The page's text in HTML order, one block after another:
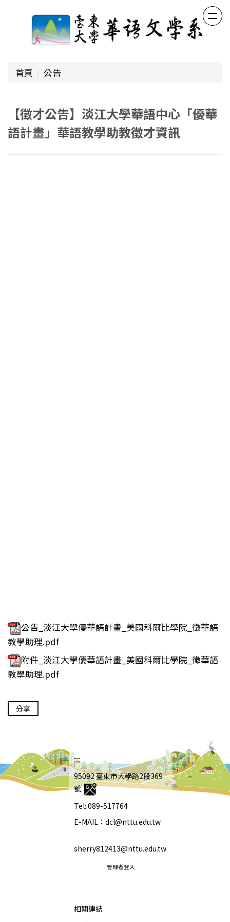
首頁 公告
【徵才公告】淡江大學華語中心「優華
語計畫」華語教學助教徵才資訊
公告_淡江大學優華語計畫_美國科爾比學院_徵華語
教學助理.pdf
附件_淡江大學優華語計畫_美國科爾比學院_徵華語
教學助理.pdf
分享
:::
95092 臺東市大學路2段369
號
Tel: 089-517764
E-MAIL：dcl@nttu.edu.tw
sherry812413@nttu.edu.tw
管理者登入
相關連結